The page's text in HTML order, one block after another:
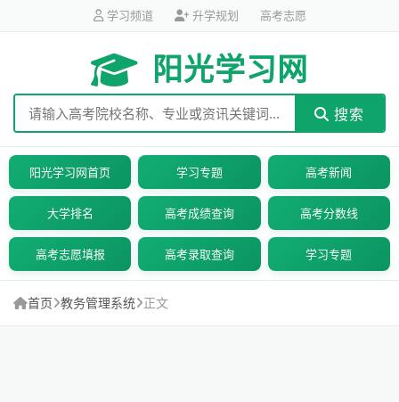
学习频道 升学规划 高考志愿
阳光学习网
搜索
阳光学习网首页 学习专题 高考新闻
大学排名 高考成绩查询 高考分数线
高考志愿填报 高考录取查询 学习专题
首页 教务管理系统 正文